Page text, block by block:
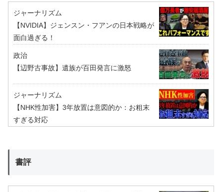
ジャーナリズム
【NVIDIA】ジェンスン・フアンの日本戦略が
面白過ぎる！
政治
【辺野古事故】遺族が百田発言に激怒
ジャーナリズム
【NHK性加害】3年放置は意図的か：お粗末
すぎる対応
書評